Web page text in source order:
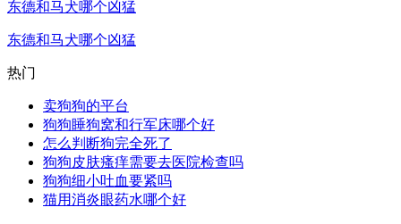
东德和马犬哪个凶猛
东德和马犬哪个凶猛
热门
卖狗狗的平台
狗狗睡狗窝和行军床哪个好
怎么判断狗完全死了
狗狗皮肤瘙痒需要去医院检查吗
狗狗细小吐血要紧吗
猫用消炎眼药水哪个好